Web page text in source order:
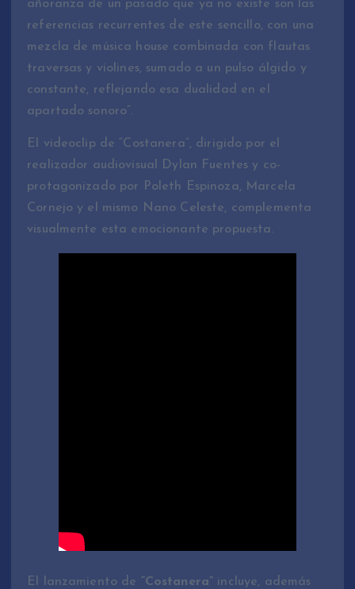
añoranza de un pasado que ya no existe son las
referencias recurrentes de este sencillo, con una
mezcla de música house combinada con flautas
traversas y violines, sumado a un pulso álgido y
constante, reflejando esa dualidad en el
apartado sonoro”.
El videoclip de “Costanera”, dirigido por el
realizador audiovisual Dylan Fuentes y co-
protagonizado por Poleth Espinoza, Marcela
Cornejo y el mismo Nano Celeste, complementa
visualmente esta emocionante propuesta.
El lanzamiento de “Costanera” incluye, además